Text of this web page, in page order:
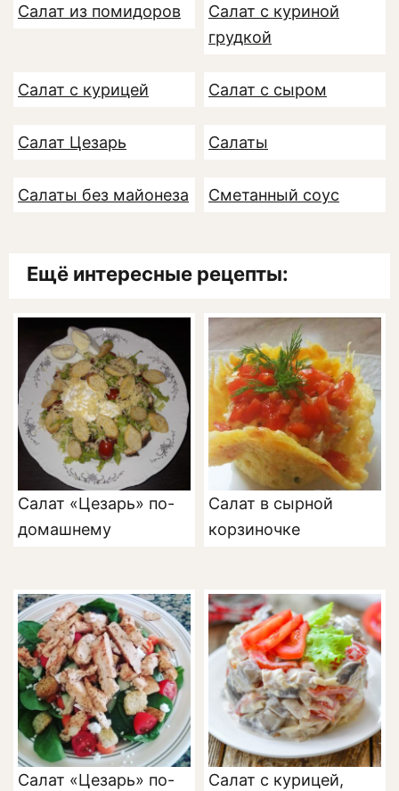
Салат из помидоров
Салат с куриной
грудкой
Салат с курицей Салат с сыром
Салат Цезарь Салаты
Салаты без майонеза Сметанный соус
Ещё интересные рецепты:
Салат «Цезарь» по-
домашнему
Салат в сырной
корзиночке
Салат «Цезарь» по-
Салат с курицей,